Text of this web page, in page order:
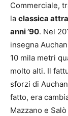
Commerciale,
la classica
anni ’90. Nel
insegna
10 mila metri
molto alti. Il
sforzi di
fatto, era
Mazzano e